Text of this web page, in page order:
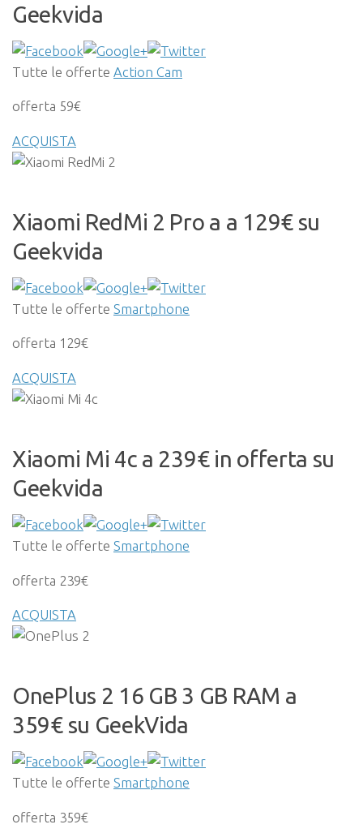
Geekvida
Tutte le offerte Action Cam
offerta 59€
ACQUISTA
Xiaomi RedMi 2 Pro a a 129€ su
Geekvida
Tutte le offerte Smartphone
offerta 129€
ACQUISTA
Xiaomi Mi 4c a 239€ in offerta su
Geekvida
Tutte le offerte Smartphone
offerta 239€
ACQUISTA
OnePlus 2 16 GB 3 GB RAM a
359€ su GeekVida
Tutte le offerte Smartphone
offerta 359€